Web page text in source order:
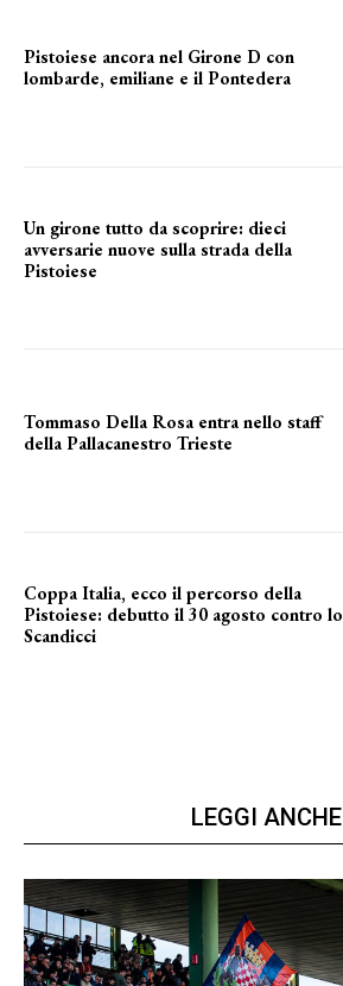
Pistoiese ancora nel Girone D con
lombarde, emiliane e il Pontedera
Un girone tutto da scoprire: dieci
avversarie nuove sulla strada della
Pistoiese
Tommaso Della Rosa entra nello staff
della Pallacanestro Trieste
Coppa Italia, ecco il percorso della
Pistoiese: debutto il 30 agosto contro lo
Scandicci
LEGGI ANCHE